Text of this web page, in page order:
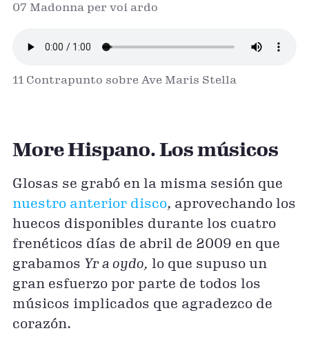
07 Madonna per voi ardo
11 Contrapunto sobre Ave Maris Stella
More Hispano. Los músicos
Glosas se grabó en la misma sesión que
nuestro anterior disco, aprovechando los
huecos disponibles durante los cuatro
frenéticos días de abril de 2009 en que
grabamos Yr a oydo, lo que supuso un
gran esfuerzo por parte de todos los
músicos implicados que agradezco de
corazón.